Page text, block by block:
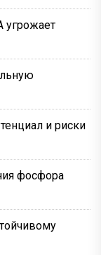
угрожает
и риски
фосфора